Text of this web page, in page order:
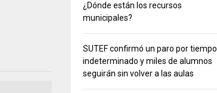
¿Dónde están los recursos
municipales?
SUTEF confirmó un paro por tiempo
indeterminado y miles de alumnos
seguirán sin volver a las aulas